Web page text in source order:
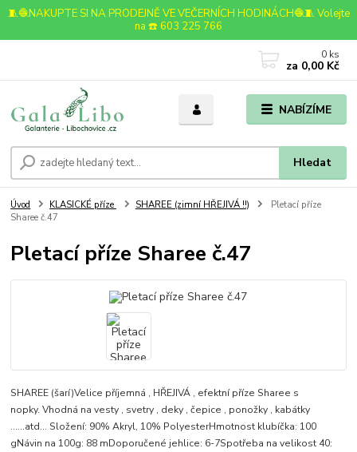
🧵🧶NAKUPTE SI NA PRODEJNĚ VE VEČERNÍCH HODINÁCH🧶🧵 Volejte
na ☎️ 603 225 766
NABÍZÍME
Hledat
0 ks
za 0,00 Kč
Úvod KLASICKÉ příze SHAREE (zimní HŘEJIVÁ !!)
Pletací příze
Sharee č.47
Pletací příze Sharee č.47
SHAREE (šarí)Velice příjemná , HŘEJIVÁ , efektní příze Sharee s
nopky. Vhodná na vesty , svetry , deky , čepice , ponožky , kabátky
......atd... Složení: 90% Akryl, 10% PolyesterHmotnost klubíčka: 100
gNávin na 100g: 88 mDoporučené jehlice: 6-7Spotřeba na velikost 40: